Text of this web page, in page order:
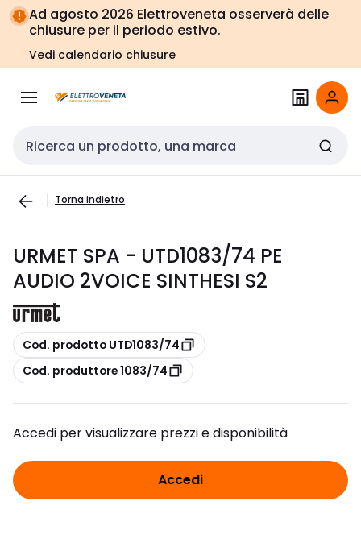
Vai alla
navigazione
Vai
alla
pagina
Ad agosto 2026 Elettroveneta osserverà delle
chiusure per il periodo estivo.
Vedi calendario chiusure
Cerca input
Torna indietro
URMET SPA - UTD1083/74 PE
AUDIO 2VOICE SINTHESI S2
copia
Cod. prodotto UTD1083/74
copia
Cod. produttore 1083/74
Accedi per visualizzare prezzi e disponibilità
Accedi